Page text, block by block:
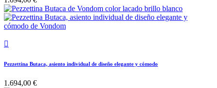

Pezzettina Butaca, asiento individual de diseño elegante y cómodo
1.694,00 €